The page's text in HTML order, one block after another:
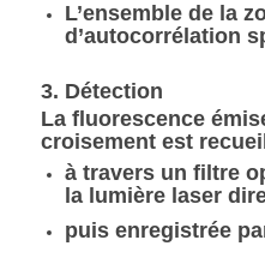
L’ensemble de la
d’autocorrélation
3. Détection
La fluorescence
croisement est
à travers un filtre
la lumière laser
puis enregistrée